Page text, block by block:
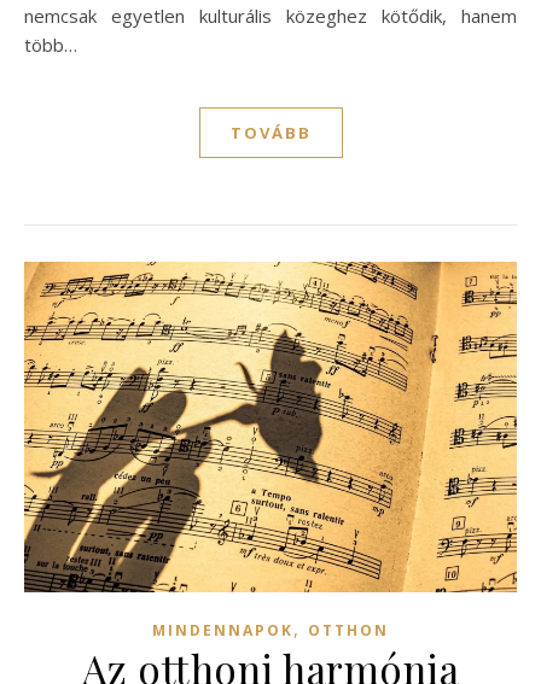
nemcsak egyetlen kulturális közeghez kötődik, hanem
több…
TOVÁBB
MINDENNAPOK, OTTHON
Az otthoni harmónia